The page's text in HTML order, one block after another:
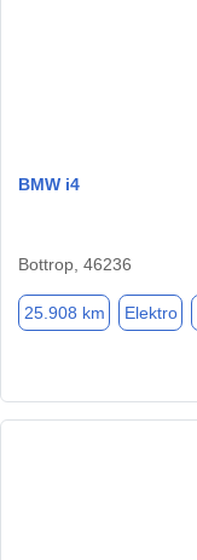
BMW i4
Bottrop, 46236
25.908 km Elektro